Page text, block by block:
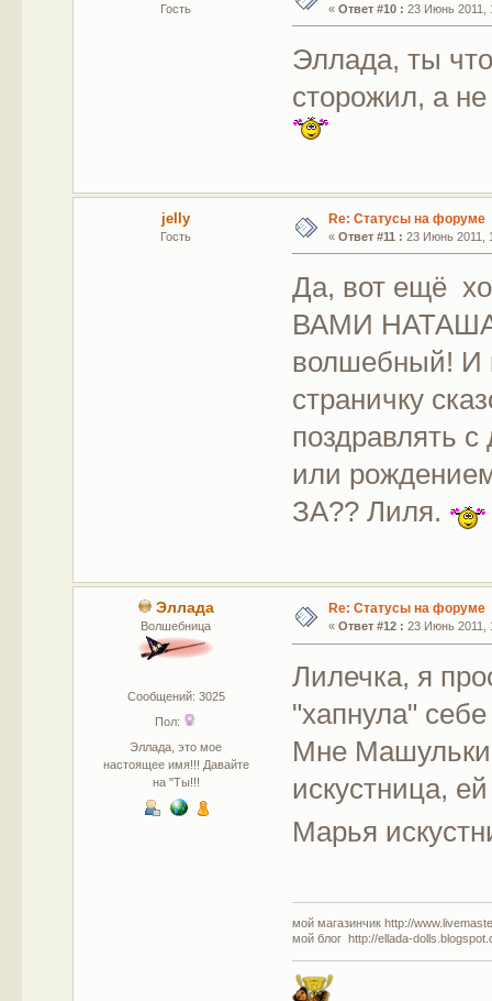
Гость « Ответ #10 : 23 Июнь 2011,
Эллада, ты
сторожил, а
jelly
Гость
Re: Статусы на форуме
« Ответ #11 : 23 Июнь 2011,
Да, вот ещё
ВАМИ НАТАША
волшебный! И
страничку
поздравлять
или
ЗА?? Лиля.
Эллада
Волшебница
Сообщений: 3025
Пол:
Эллада, это мое
настоящее имя!!! Давайте
на "Ты!!!
Re: Статусы на форуме
« Ответ #12 : 23 Июнь 2011,
Лилечка, я
"хапнула"
Мне
искустница,
Марья
мой магазинчик http://
мой блог http://ellada-